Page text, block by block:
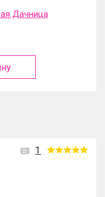
Дачница
1